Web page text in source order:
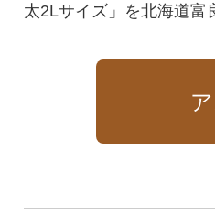
太2Lサイズ」を北海道富